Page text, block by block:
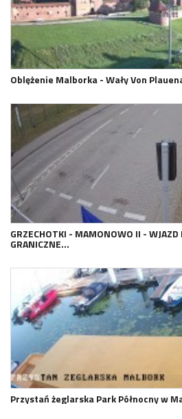
Oblężenie Malborka - Wały Von
GRZECHOTKI - MAMONOWO II - WJAZD
GRANICZNE…
Przystań żeglarska Park Północny w